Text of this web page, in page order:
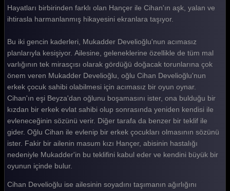
Gelin 430. Bölüm
Gelin 428. Bölüm
Gelin 427. Bölüm
Gelin 426. Bölüm
Gelin 425. Bölüm
Gelin 424. Bölüm
Gelin 423. Bölüm
Gelin 422. Bölüm
Hayatları birbirinden farklı olan Hançer ile Cihan'ın aşk, yalan ve
ihtirasla harmanlanmış hikayesini ekranlara taşıyor.
Bu iki gencin kaderleri, Mukadder Develioğlu'nun acımasız
planlarıyla kesişiyor. Ailesine, geleneklerine özellikle de tüm mal
varlığının tek mirasçısı olarak gördüğü doğacak torunlarına çok
önem veren Mukadder Develioğlu, oğlu Cihan Develioğlu'nun
erkek çocuk sahibi olabilmesi için acımasız bir oyun oynar.
Cihan'ın eşi Beyza'dan oğlunu boşamasını ister, ona bulduğu bir
kızdan bir erkek evlat sahibi olup sonrasında yeniden kendisi ile
evleneceğinin sözünü verir. Diğer tarafa da benzer bir teklif ile
gider. Oğlu Cihan ile evlenip bir erkek çocukları olmasının sözünü
ister. Fakir bir ailenin masum kızı Hançer, abisinin hastalığı
nedeniyle Mukadder'in bu teklifini kabul eder ve kendini büyük bir
oyunun içinde bulur.
Cihan Develioğlu ise ailesinin soyadını taşımanın ağırlığını